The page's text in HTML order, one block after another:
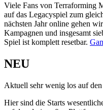
Viele Fans von Terraforming
auf das Legacyspiel zum
nächsten Jahr online gehen
Kampagnen und insgesamt
Spiel ist komplett resetbar.
NEU
Aktuell sehr wenig los auf
Hier sind die Starts